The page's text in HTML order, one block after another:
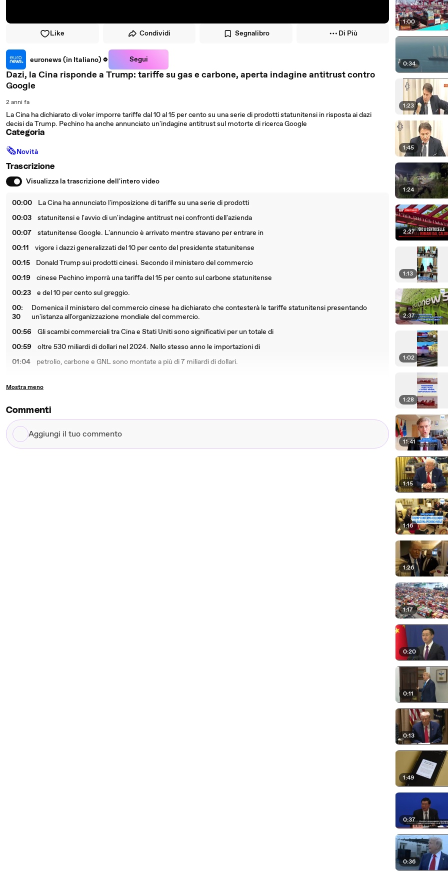
Like Condividi Segnalibro Di Più
euronews (in Italiano) Segui
Dazi, la Cina risponde a Trump: tariffe su gas e carbone, aperta indagine antitrust contro
Google
2 anni fa
La Cina ha dichiarato di voler imporre tariffe dal 10 al 15 per cento su una serie di prodotti statunitensi in risposta ai dazi
decisi da Trump. Pechino ha anche annunciato un'indagine antitrust sul motorte di ricerca Google
Categoria
🗞Novità
Trascrizione
Visualizza la trascrizione dell'intero video
00:00
La Cina ha annunciato l'imposizione di tariffe su una serie di prodotti
00:03
statunitensi e l'avvio di un'indagine antitrust nei confronti dell'azienda
00:07
statunitense Google. L'annuncio è arrivato mentre stavano per entrare in
00:11
vigore i dazzi generalizzati del 10 per cento del presidente statunitense
00:15
Donald Trump sui prodotti cinesi. Secondo il ministero del commercio
00:19
cinese Pechino imporrà una tariffa del 15 per cento sul carbone statunitense
00:23
e del 10 per cento sul greggio.
00:
30
Domenica il ministero del commercio cinese ha dichiarato che contesterà le tariffe statunitensi presentando
un'istanza all'organizzazione mondiale del commercio.
00:56
Gli scambi commerciali tra Cina e Stati Uniti sono significativi per un totale di
00:59
oltre 530 miliardi di dollari nel 2024. Nello stesso anno le importazioni di
01:04
petrolio, carbone e GNL sono montate a più di 7 miliardi di dollari.
Mostra meno
Commenti
Aggiungi
il
1:00
0:34
1:23
1:45
1:24
2:27
1:13
2:37
1:02
1:28
11:41
1:15
1:16
1:26
1:17
0:20
0:11
0:13
1:49
0:37
0:36